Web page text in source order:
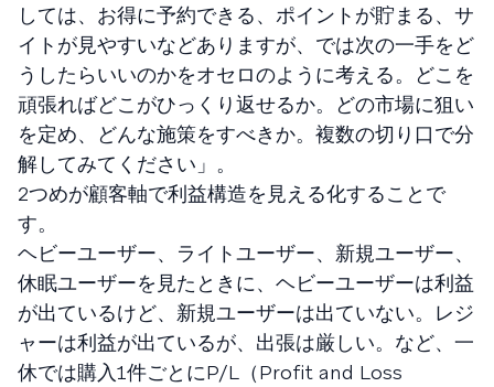
しては、お得に予約できる、ポイントが貯まる、サ
イトが見やすいなどありますが、では次の一手をど
うしたらいいのかをオセロのように考える。どこを
頑張ればどこがひっくり返せるか。どの市場に狙い
を定め、どんな施策をすべきか。複数の切り口で分
解してみてください」。
2つめが顧客軸で利益構造を見える化することで
す。
ヘビーユーザー、ライトユーザー、新規ユーザー、
休眠ユーザーを見たときに、ヘビーユーザーは利益
が出ているけど、新規ユーザーは出ていない。レジ
ャーは利益が出ているが、出張は厳しい。など、一
休では購入1件ごとにP/L（Profit and Loss